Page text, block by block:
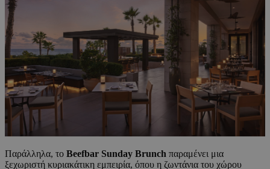
Παράλληλα, το Beefbar Sunday Brunch παραμένει μια
ξεχωριστή κυριακάτικη εμπειρία, όπου η ζωντάνια του χώρου